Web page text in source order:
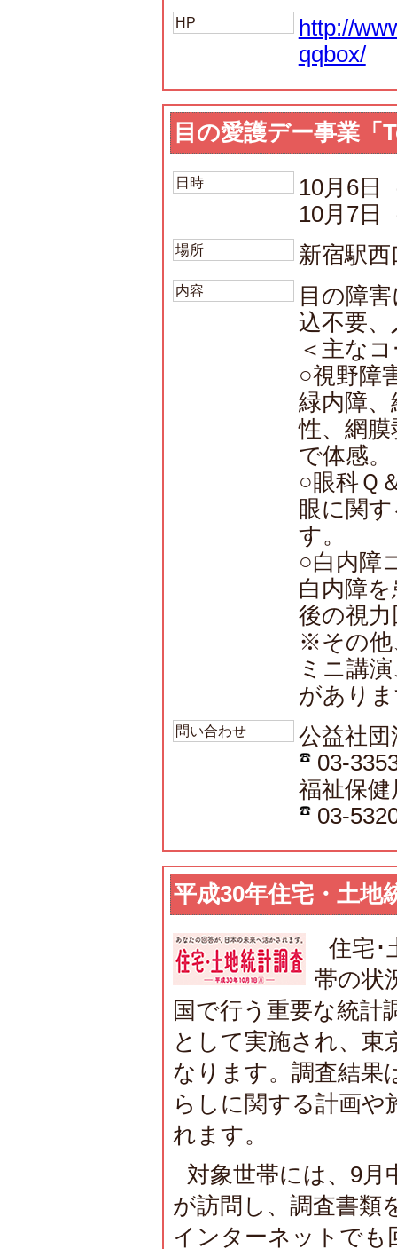
HP
http://
qqbox/
目の愛護デー事業「
日時
10月6日
10月7日
場所 新宿駅
内容
目の障
込不要
＜主な
○視野障
緑内障
性、網
で体感。
○眼科Ｑ
眼に関
す。
○白内障
白内障
後の視
※その他
ミニ講
があり
問い合わせ
公益社
03-
福祉保
03-
平成30年住宅・土地
住宅･
帯の状
国で行う重要な統計
として実施され、東
なります。調査結果
らしに関する計画や
れます。
対象世帯には、9月
が訪問し、調査書類
インターネットでも